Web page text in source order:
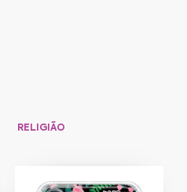
RELIGIÃO